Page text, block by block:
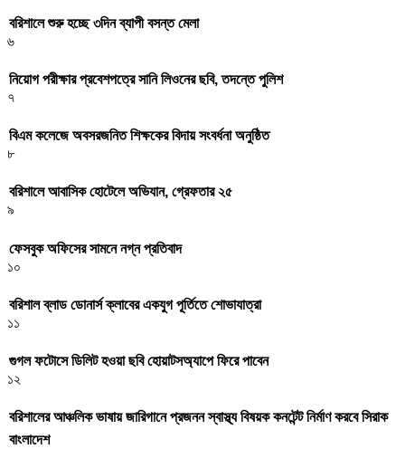
বরিশালে শুরু হচ্ছে ৩দিন ব্যাপী বসন্ত মেলা
৬
নিয়োগ পরীক্ষার প্রবেশপত্রে সানি লিওনের ছবি, তদন্তে পুলিশ
৭
বিএম কলেজে অবসরজনিত শিক্ষকের বিদায় সংবর্ধনা অনুষ্ঠিত
৮
বরিশালে আবাসিক হোটেলে অভিযান, গ্রেফতার ২৫
৯
ফেসবুক অফিসের সামনে নগ্ন প্রতিবাদ
১০
বরিশাল ব্লাড ডোনার্স ক্লাবের একযুগ পূর্তিতে শোভাযাত্রা
১১
গুগল ফটোসে ডিলিট হওয়া ছবি হোয়াটসঅ্যাপে ফিরে পাবেন
১২
বরিশালের আঞ্চলিক ভাষায় জারিগানে প্রজনন স্বাস্থ্য বিষয়ক কনটেন্ট নির্মাণ করবে সিরাক
বাংলাদেশ